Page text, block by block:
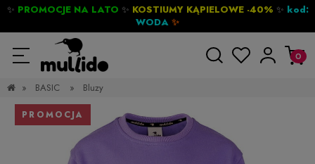
✨ PROMOCJE NA LATO ✨ KOSTIUMY KĄPIELOWE -40% ✨ kod:
WODA ✨
» BASIC » Bluzy
PROMOCJA